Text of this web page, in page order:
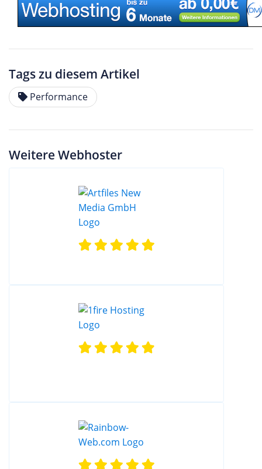
Tags zu diesem Artikel
Performance
Weitere Webhoster